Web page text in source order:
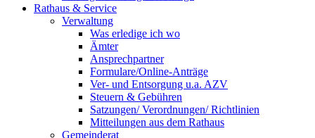
Rathaus & Service
Verwaltung
Was erledige ich wo
Ämter
Ansprechpartner
Formulare/Online-Anträge
Ver- und Entsorgung u.a. AZV
Steuern & Gebühren
Satzungen/ Verordnungen/ Richtlinien
Mitteilungen aus dem Rathaus
Gemeinderat